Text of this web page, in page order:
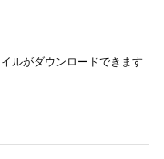
ルがダウンロードできます